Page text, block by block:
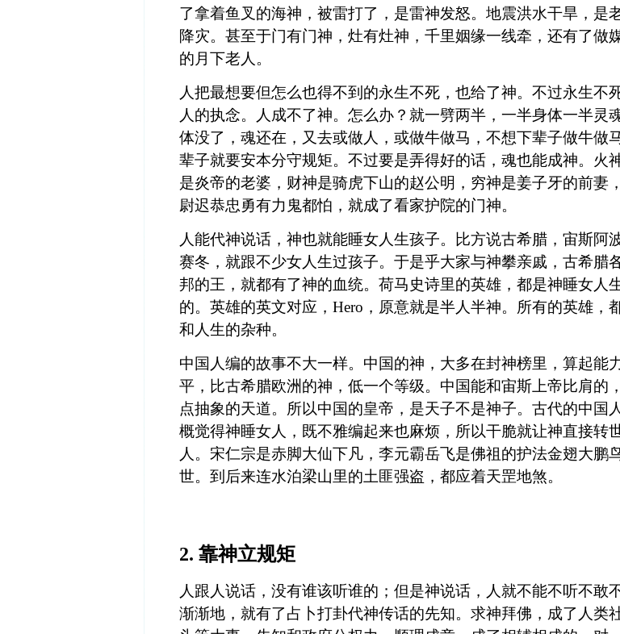
了拿着鱼叉的海神，被雷打了，是雷神发怒。地震洪水干旱，是
降灾。甚至于门有门神，灶有灶神，千里姻缘一线牵，还有了做
的月下老人。
人把最想要但怎么也得不到的永生不死，也给了神。 不过永生不
人的执念。人成不了神。怎么办？就一劈两半，一半身体一半灵
体没了，魂还在，又去或做人，或做牛做马，不想下辈子做牛做
辈子就要安本分守规矩。不过要是弄得好的话，魂也能成神。火
是炎帝的老婆，财神是骑虎下山的赵公明，穷神是姜子牙的前妻
尉迟恭忠勇有力鬼都怕，就成了看家护院的门神。
人能代神说话，神也就能睡女人生孩子。比方说古希腊，宙斯阿
赛冬，就跟不少女人生过孩子。于是乎大家与神攀亲戚，古希腊
邦的王，就都有了神的血统。荷马史诗里的英雄，都是神睡女人
的。英雄的英文对应， Hero ，原意就是半人半神。所有的英雄，
和人生的杂种。
中国人编的故事不大一样。中国的神，大多在封神榜里，算起能
平，比古希腊欧洲的神，低一个等级。中国能和宙斯上帝比肩的
点抽象的天道。所以中国的皇帝，是天子不是神子。古代的中国
概觉得神睡女人，既不雅编起来也麻烦，所以干脆就让神直接转
人。宋仁宗是赤脚大仙下凡，李元霸岳飞是佛祖的护法金翅大鹏
世。到后来连水泊梁山里的土匪强盗，都应着天罡地煞。
2. 靠神立规矩
人跟人说话，没有谁该听谁的；但是神说话，人就不能不听不敢不
渐渐地，就有了占卜打卦代神传话的先知。求神拜佛，成了人类